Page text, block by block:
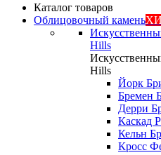
Каталог товаров
Облицовочный камень
Hills
Hills
Йорк
Бремен
Дерри
Каскад
Кельн
Кросс